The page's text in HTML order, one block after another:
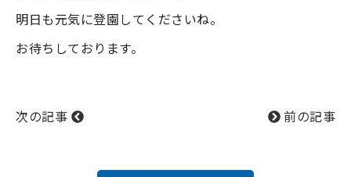
明日も元気に登園してくださいね。
お待ちしております。
次の記事 前の記事